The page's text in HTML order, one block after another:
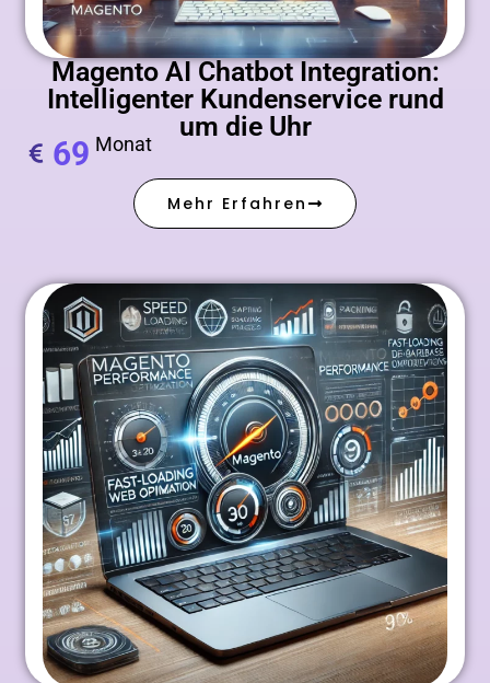
Magento AI Chatbot Integration:
Intelligenter Kundenservice rund
um die Uhr
69 Monat
Mehr Erfahren